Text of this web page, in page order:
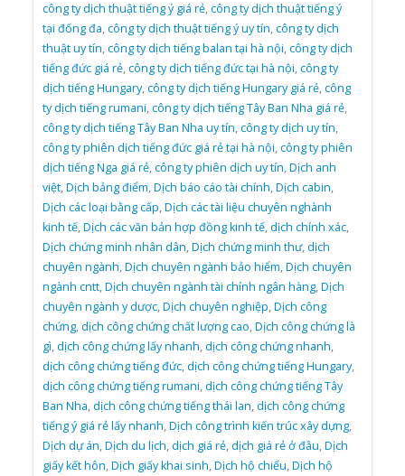
công ty dịch thuật tiếng ý giá rẻ,công ty dịch thuật tiếng ý
tại đống đa,công ty dịch thuật tiếng ý uy tín,công ty dịch
thuật uy tín,công ty dịch tiếng balan tại hà nội,công ty dịch
tiếng đức giá rẻ,công ty dịch tiếng đức tại hà nội,công ty
dịch tiếng Hungary,công ty dịch tiếng Hungary giá rẻ,công
ty dịch tiếng rumani,công ty dịch tiếng Tây Ban Nha giá rẻ,
công ty dịch tiếng Tây Ban Nha uy tín,công ty dịch uy tín,
công ty phiên dịch tiếng đức giá rẻ tại hà nội,công ty phiên
dịch tiếng Nga giá rẻ,công ty phiên dịch uy tín,Dịch anh
việt,Dịch bảng điểm,Dịch báo cáo tài chính,Dịch cabin,
Dịch các loại bằng cấp,Dịch các tài liệu chuyên nghành
kinh tế,Dịch các văn bản hợp đồng kinh tế,dịch chính xác,
Dịch chứng minh nhân dân,Dịch chứng minh thư,dịch
chuyên ngành,Dịch chuyên ngành bảo hiểm,Dịch chuyên
ngành cntt,Dịch chuyên ngành tài chính ngân hàng,Dịch
chuyên ngành y dược,Dịch chuyên nghiệp,Dịch công
chứng,dịch công chứng chất lượng cao,Dịch công chứng là
gì,dịch công chứng lấy nhanh,dịch công chứng nhanh,
dịch công chứng tiếng đức,dịch công chứng tiếng Hungary,
dịch công chứng tiếng rumani,dịch công chứng tiếng Tây
Ban Nha,dịch công chứng tiếng thái lan,dịch công chứng
tiếng ý giá rẻ lấy nhanh,Dịch công trình kiến trúc xây dựng,
Dịch dự án,Dịch du lịch,dịch giá rẻ,dịch giá rẻ ở đâu,Dịch
giấy kết hôn,Dịch giấy khai sinh,Dịch hộ chiếu,Dịch hộ